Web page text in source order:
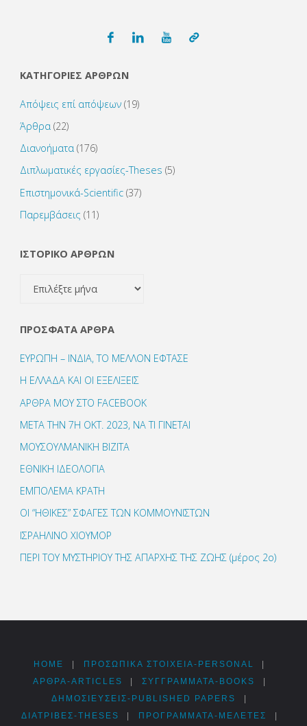
ΚΑΤΗΓΟΡΙΕΣ ΑΡΘΡΩΝ
Απόψεις επί απόψεων(19)
Άρθρα(22)
Διανοήματα(176)
Διπλωματικές εργασίες-Theses (5)
Επιστημονικά-Scientific(37)
Παρεμβάσεις (11)
ΙΣΤΟΡΙΚΟ ΑΡΘΡΩΝ
ΙΣΤΟΡΙΚΟ
ΠΡΌΣΦΑΤΑ ΆΡΘΡΑ
ΕΥΡΩΠΗ – ΙΝΔΙΑ, ΤΟ ΜΕΛΛΟΝ ΕΦΤΑΣΕ
Η ΕΛΛΑΔΑ ΚΑΙ ΟΙ ΕΞΕΛΙΞΕΙΣ
ΑΡΘΡΑ ΜΟΥ ΣΤΟ FACEBOOK
ΜΕΤΑ ΤΗΝ 7Η ΟΚΤ. 2023, ΝΑ ΤΙ ΓΙΝΕΤΑΙ
ΜΟΥΣΟΥΛΜΑΝΙΚΗ ΒΙΖΙΤΑ
ΕΘΝΙΚΗ ΙΔΕΟΛΟΓΙΑ
ΕΜΠΟΛΕΜΑ ΚΡΑΤΗ
ΟΙ “ΗΘΙΚΕΣ” ΣΦΑΓΕΣ ΤΩΝ ΚΟΜΜΟΥΝΙΣΤΩΝ
ΙΣΡΑΗΛΙΝΟ ΧΙΟΥΜΟΡ
ΠΕΡΙ ΤΟΥ ΜΥΣΤΗΡΙΟΥ ΤΗΣ ΑΠΑΡΧΗΣ ΤΗΣ ΖΩΗΣ (μέρος 2ο)
HOME ΠΡΟΣΩΠΙΚΆ ΣΤΟΙΧΕΊΑ-PERSONAL
ΑΡΘΡΑ-ARTICLES ΣΥΓΓΡΆΜΜΑΤΑ-BOOKS
ΔΗΜΟΣΙΕΎΣΕΙΣ-PUBLISHED PAPERS
ΔΙΑΤΡΙΒΈΣ-THESES ΠΡΟΓΡΆΜΜΑΤΑ-ΜΕΛΈΤΕΣ